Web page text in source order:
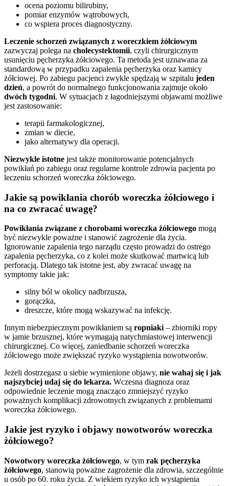
ocena poziomu bilirubiny,
pomiar enzymów wątrobowych,
co wspiera proces diagnostyczny.
Leczenie schorzeń związanych z woreczkiem żółciowym
zazwyczaj polega na cholecystektomii, czyli chirurgicznym
usunięciu pęcherzyka żółciowego. Ta metoda jest uznawana za
standardową w przypadku zapalenia pęcherzyka oraz kamicy
żółciowej. Po zabiegu pacjenci zwykle spędzają w szpitalu jeden
dzień, a powrót do normalnego funkcjonowania zajmuje około
dwóch tygodni. W sytuacjach z łagodniejszymi objawami możliwe
jest zastosowanie:
terapii farmakologicznej,
zmian w diecie,
jako alternatywy dla operacji.
Niezwykle istotne jest także monitorowanie potencjalnych
powikłań po zabiegu oraz regularne kontrole zdrowia pacjenta po
leczeniu schorzeń woreczka żółciowego.
Jakie są powikłania chorób woreczka żółciowego i
na co zwracać uwagę?
Powikłania związane z chorobami woreczka żółciowego mogą
być niezwykle poważne i stanowić zagrożenie dla życia.
Ignorowanie zapalenia tego narządu często prowadzi do ostrego
zapalenia pęcherzyka, co z kolei może skutkować martwicą lub
perforacją. Dlatego tak istotne jest, aby zwracać uwagę na
symptomy takie jak:
silny ból w okolicy nadbrzusza,
gorączka,
dreszcze, które mogą wskazywać na infekcję.
Innym niebezpiecznym powikłaniem są ropniaki – zbiorniki ropy
w jamie brzusznej, które wymagają natychmiastowej interwencji
chirurgicznej. Co więcej, zaniedbanie schorzeń woreczka
żółciowego może zwiększać ryzyko wystąpienia nowotworów.
Jeżeli dostrzegasz u siebie wymienione objawy, nie wahaj się i jak
najszybciej udaj się do lekarza. Wczesna diagnoza oraz
odpowiednie leczenie mogą znacząco zmniejszyć ryzyko
poważnych komplikacji zdrowotnych związanych z problemami
woreczka żółciowego.
Jakie jest ryzyko i objawy nowotworów woreczka
żółciowego?
Nowotwory woreczka żółciowego, w tym rak pęcherzyka
żółciowego, stanowią poważne zagrożenie dla zdrowia, szczególnie
u osób po 60. roku życia. Z wiekiem ryzyko ich wystąpienia